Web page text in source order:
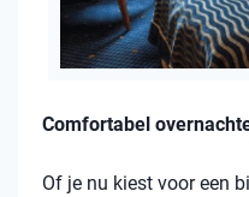
Comfortabel
Of je nu kiest voor een